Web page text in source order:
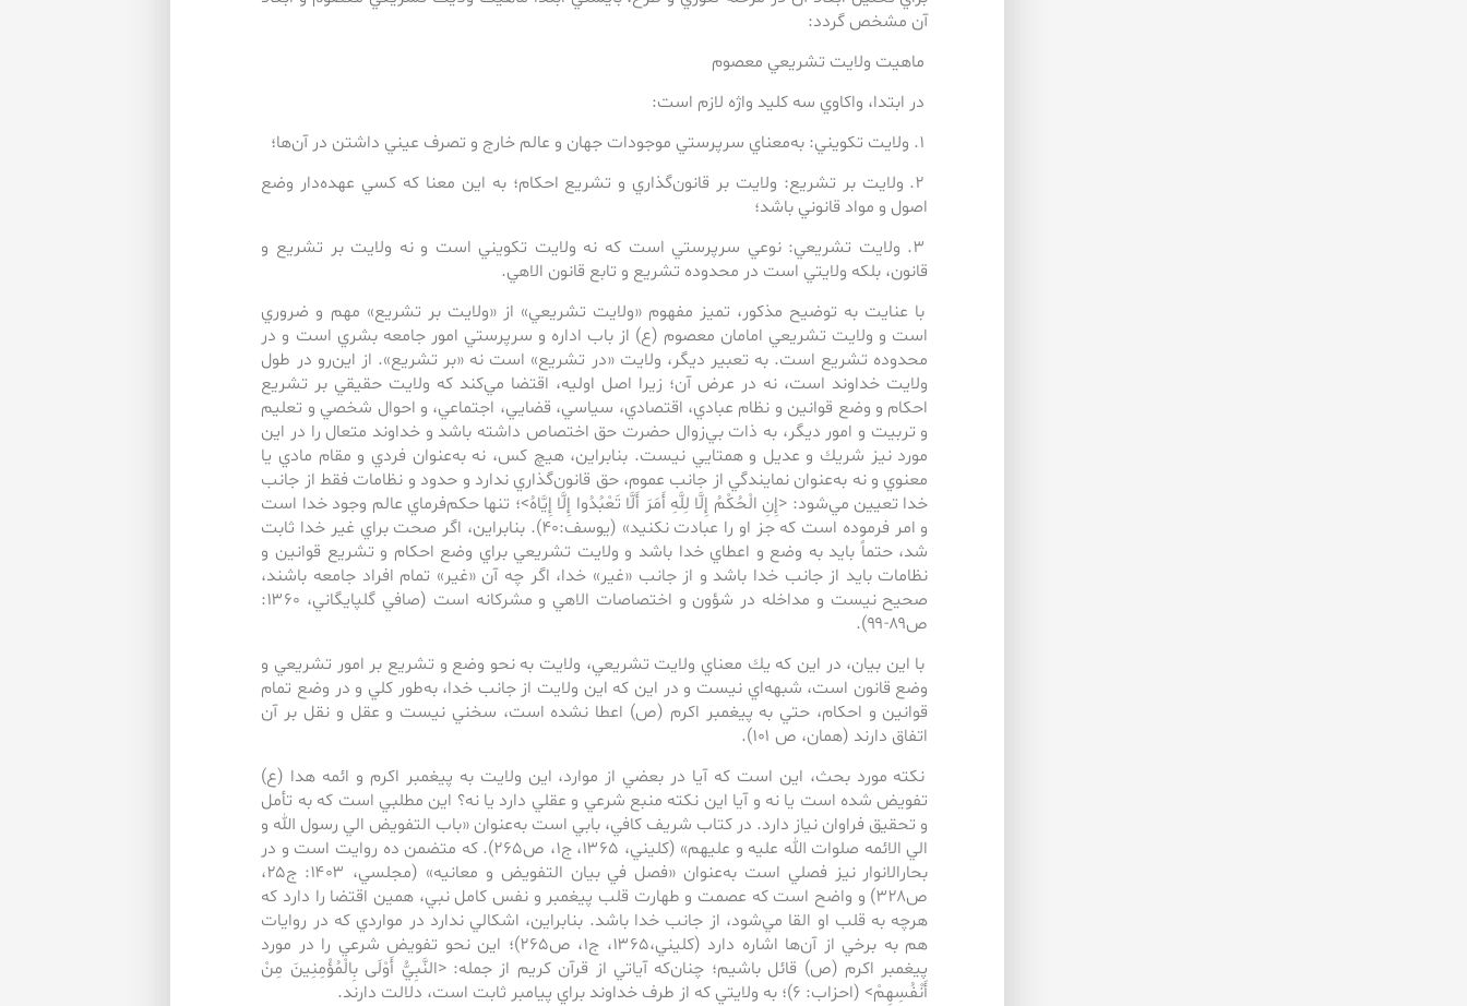
آن مشخص گردد:
ماهيت ولايت تشريعي معصوم
در ابتدا، واكاوي سه كليد واژه لازم است:
۱. ولايت تكويني: به‌معناي سرپرستي موجودات جهان و عالم خارج و تصرف عيني داشتن در آن‌‌ها؛
۲. ولايت بر تشريع: ولايت بر قانون‌گذاري و تشريع احكام؛ به اين معنا كه كسي عهده‌دار وضع
اصول و مواد قانوني باشد؛
۳. ولايت تشريعي: نوعي سرپرستي است كه نه ولايت تكويني است و نه ولايت بر تشريع و
قانون، بلكه ولايتي است در محدوده تشريع و تابع قانون الاهي.
با عنايت به توضيح مذكور، تميز مفهوم «ولايت تشريعي» از «ولايت بر تشريع» مهم و ضروري
است و ولايت تشريعي امامان معصوم (ع) از باب اداره و سرپرستي امور جامعه بشري است و در
محدوده تشريع است. به تعبير ديگر، ولايت «در تشريع» است نه «بر تشريع». از اين‌‌رو در طول
ولايت خداوند است، نه در عرض آن؛ زيرا اصل اوليه، اقتضا مي‌‌كند كه ولايت حقيقي بر تشريع
احكام و وضع قوانين و نظام عبادي، اقتصادي، سياسي، قضايي، اجتماعي، و احوال شخصي و تعليم
و تربيت و امور ديگر، به ذات بي‌زوال حضرت حق اختصاص داشته باشد و خداوند متعال را در اين
مورد نيز شريك و عديل و همتايي نيست. بنابراين، هيچ كس، نه به‌عنوان فردي و مقام مادي يا
معنوي و نه به‌عنوان نمايندگي از جانب عموم، حق قانون‌‌گذاري ندارد و حدود و نظامات فقط از جانب
خدا تعيين مي‌‌شود: <إِنِ الْحُكْمُ إِلَّا لِلَّهِ أَمَرَ أَلَّا تَعْبُدُوا إِلَّا إِيَّاهُ>؛ تنها حكم‌فرماي عالم وجود خدا است
و امر فرموده است كه جز او را عبادت نكنيد» (يوسف:۴۰). بنابراين، اگر صحت براي غير خدا ثابت
شد، حتماً بايد به وضع و اعطاي خدا باشد و ولايت تشريعي براي وضع احكام و تشريع قوانين و
نظامات بايد از جانب خدا باشد و از جانب «غير» خدا، اگر چه ‌آن «غير» تمام افراد جامعه باشند،
صحيح نيست و مداخله در شؤون و اختصاصات الاهي و مشركانه است (صافي گلپايگاني، ۱۳۶۰:
ص۸۹-۹۹).
با اين بيان، در اين كه يك معناي ولايت تشريعي، ولايت به نحو وضع و تشريع بر امور تشريعي و
وضع قانون است، شبهه‌‌اي نيست و در اين كه اين ولايت از جانب خدا، به‌‌طور كلي و در وضع تمام
قوانين و احكام، حتي به پيغمبر اكرم (ص) اعطا نشده است، سخني نيست و عقل و نقل بر آن
اتفاق دارند (همان، ص ۱۰۱).
نكته مورد بحث، اين است كه آيا در بعضي از موارد، اين ولايت به پيغمبر اكرم و ائمه هدا (ع)
تفويض شده است يا نه و آيا اين نكته منبع شرعي و عقلي دارد يا نه؟ اين مطلبي است كه به تأمل
و تحقيق فراوان نياز دارد. در كتاب شريف كافي، بابي است به‌عنوان «باب التفويض الي رسول الله و
الي الائمه صلوات الله عليه و عليهم» (كليني، ۱۳۶۵، ج۱، ص۲۶۵). كه متضمن ده روايت است و در
بحارالانوار نيز فصلي است به‌عنوان «فصل في بيان التفويض و معانيه» (مجلسي، ۱۴۰۳: ج۲۵،
ص۳۲۸) و واضح است كه عصمت و طهارت قلب پيغمبر و نفس كامل نبي، همين اقتضا را دارد كه
هرچه به قلب او القا مي‌‌شود، از جانب خدا باشد. بنابراين، اشكالي ندارد در مواردي كه در روايات
هم به برخي از آن‌‌ها اشاره دارد (كليني،۱۳۶۵، ج۱، ص۲۶۵)؛ اين نحو تفويض شرعي را در مورد
پيغمبر اكرم (ص) قائل باشيم؛ چنان‌كه آياتي از قرآن كريم از جمله: <النَّبِيُّ أَوْلَى بِالْمُؤْمِنِينَ مِنْ
أَنْفُسِهِمْ> (احزاب: ۶)؛ به ولايتي كه از طرف خداوند براي پيامبر ثابت است، دلالت دارند.